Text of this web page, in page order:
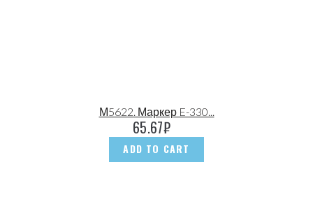
М5622. Маркер E-330...
65.67₽
ADD TO CART